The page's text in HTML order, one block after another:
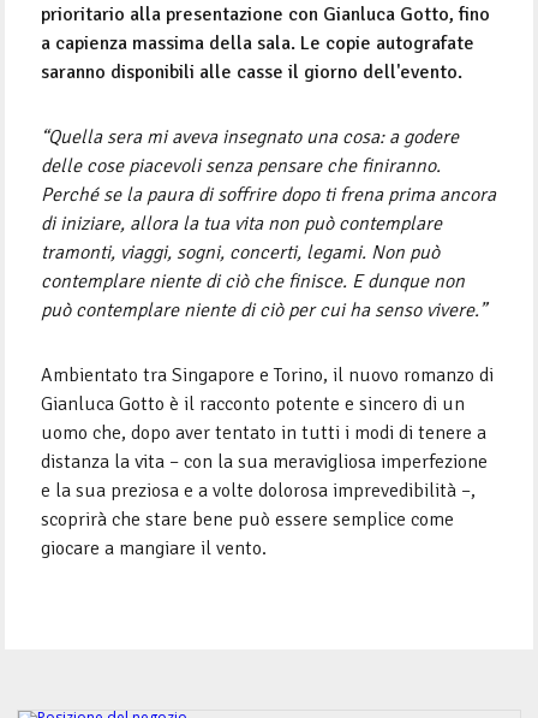
prioritario alla presentazione con Gianluca Gotto, fino
a capienza massima della sala. Le copie autografate
saranno disponibili alle casse il giorno dell'evento.
“Quella sera mi aveva insegnato una cosa: a godere
delle cose piacevoli senza pensare che finiranno.
Perché se la paura di soffrire dopo ti frena prima ancora
di iniziare, allora la tua vita non può contemplare
tramonti, viaggi, sogni, concerti, legami. Non può
contemplare niente di ciò che finisce. E dunque non
può contemplare niente di ciò per cui ha senso vivere.”
Ambientato tra Singapore e Torino, il nuovo romanzo di
Gianluca Gotto è il racconto potente e sincero di un
uomo che, dopo aver tentato in tutti i modi di tenere a
distanza la vita – con la sua meravigliosa imperfezione
e la sua preziosa e a volte dolorosa imprevedibilità –,
scoprirà che stare bene può essere semplice come
giocare a mangiare il vento.